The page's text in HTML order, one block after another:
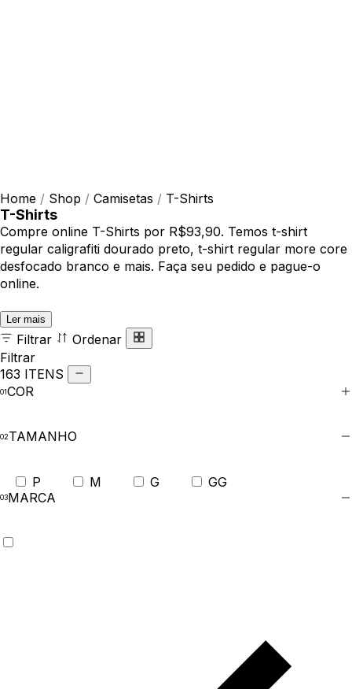
Home / Shop / Camisetas / T-Shirts
T-Shirts
Compre online T-Shirts por R$93,90. Temos t-shirt
regular caligrafiti dourado preto, t-shirt regular more core
desfocado branco e mais. Faça seu pedido e pague-o
online.
Ler mais
Filtrar
Ordenar
Filtrar
163 ITENS
COR
TAMANHO
P M G
GG
MARCA